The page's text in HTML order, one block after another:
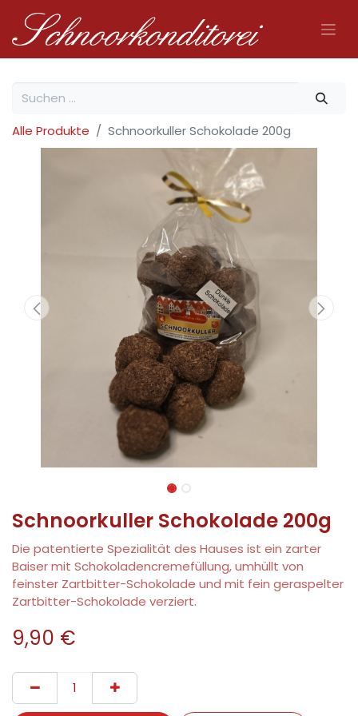
Alle Produkte Schnoorkuller Schokolade 200g
Schnoorkuller Schokolade 200g
Die patentierte Spezialität des Hauses ist ein zarter
Baiser mit Schokoladencremefüllung, umhüllt von
feinster Zartbitter-Schokolade und mit fein geraspelter
Zartbitter-Schokolade verziert.
9,90 €